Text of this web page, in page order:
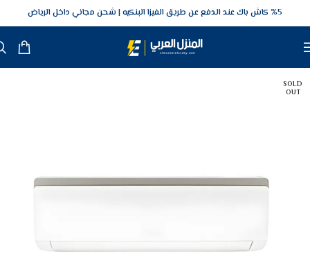
5‎% كاش باك عند الدفع عن طريق الفيزا البنكيه شحن مجاني داخل الرياض
SOLD
OUT